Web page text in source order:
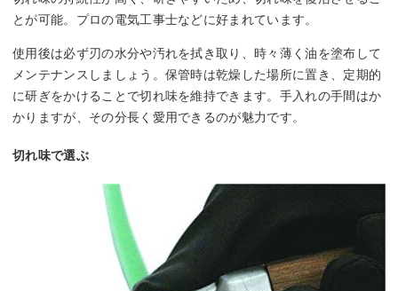
とが可能。プロの電気工事士などに好まれています。
使用後は必ず刃の水分や汚れを拭き取り、時々薄く油を塗布して
メンテナンスしましょう。保管時は乾燥した場所に置き、定期的
に研ぎをかけることで切れ味を維持できます。手入れの手間はか
かりますが、その分長く愛用できるのが魅力です。
切れ味で選ぶ